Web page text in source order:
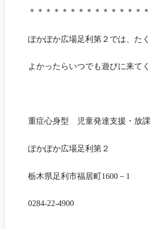
＊＊＊＊＊＊＊＊＊＊＊＊＊＊
ぽかぽか広場足利第２では、た
よかったらいつでも遊びに来てく
重症心身型 児童発達支援・放課
ぽかぽか広場足利第２
栃木県足利市福居町1600－1
0284-22-4900